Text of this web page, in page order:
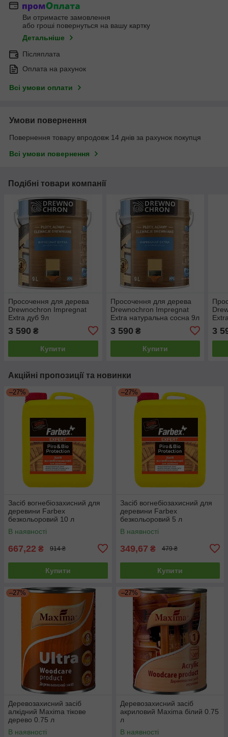
Ви отримаєте замовлення
або гроші повернуться на вашу картку
Детальніше
Післяплата
Оплата на рахунок
Всі умови оплати
Умови повернення
Повернення товару впродовж 14 днів за рахунок покупця
Всі умови повернення
Подібні товари компанії
Просочення для дерева
Drewnochron Impregnat
Extra дуб 9л
3 590 ₴
Купити
Просочення для дерева
Drewnochron Impregnat
Extra натуральна сосна 9л
3 590 ₴
Купити
3
Акційні пропозиції та новинки
–27%
Засіб вогнебіозахисний для
деревини Farbex
безкольоровий 10 л
В наявності
667,22 ₴ 914 ₴
Купити
–27%
Засіб вогнебіозахисний для
деревини Farbex
безкольоровий 5 л
В наявності
349,67 ₴ 479 ₴
Купити
–27%
Деревозахисний засіб
алкідний Maxima тікове
дерево 0.75 л
В наявності
–27%
Деревозахисний засіб
акриловий Maxima білий 0.75
л
В наявності